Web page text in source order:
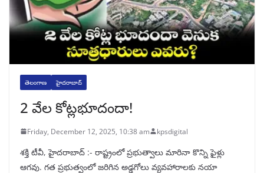
తెలంగాణ హైదరాబాద్
2 వేల కోట్లభూదందా!
Friday, December 12, 2025, 10:38 am kpsdigital
శక్తి టీవీ, హైదరాబాద్‌ :- రాష్ట్రంలో ప్రభుత్వాలు మారినా కొన్ని ఫైళ్లు
ఆగవు. గత ప్రభుత్వంలో జరిగిన అడ్డగోలు వ్యవహారాలకు నయా